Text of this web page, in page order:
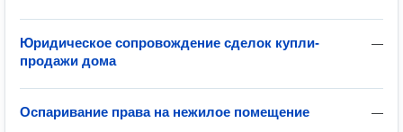
—
Юридическое сопровождение сделок купли-
продажи дома
—
Оспаривание права на нежилое помещение